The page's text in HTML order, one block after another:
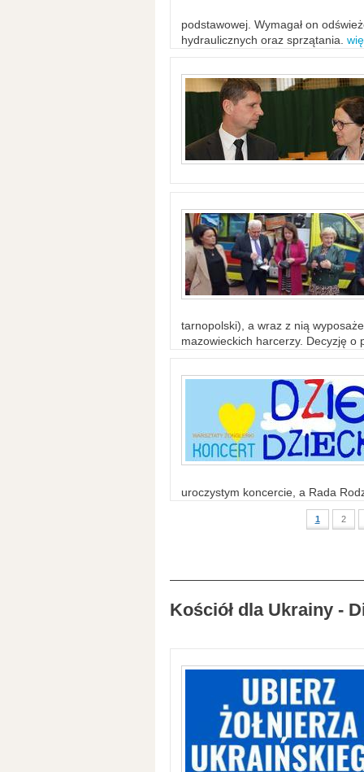
podstawowej. Wymagał on
hydraulicznych oraz sprzątania.
tarnopolski), a wraz z nią
mazowieckich harcerzy. Decyzję
uroczystym koncercie, a Rada
1 2
Kościół dla Ukrainy -